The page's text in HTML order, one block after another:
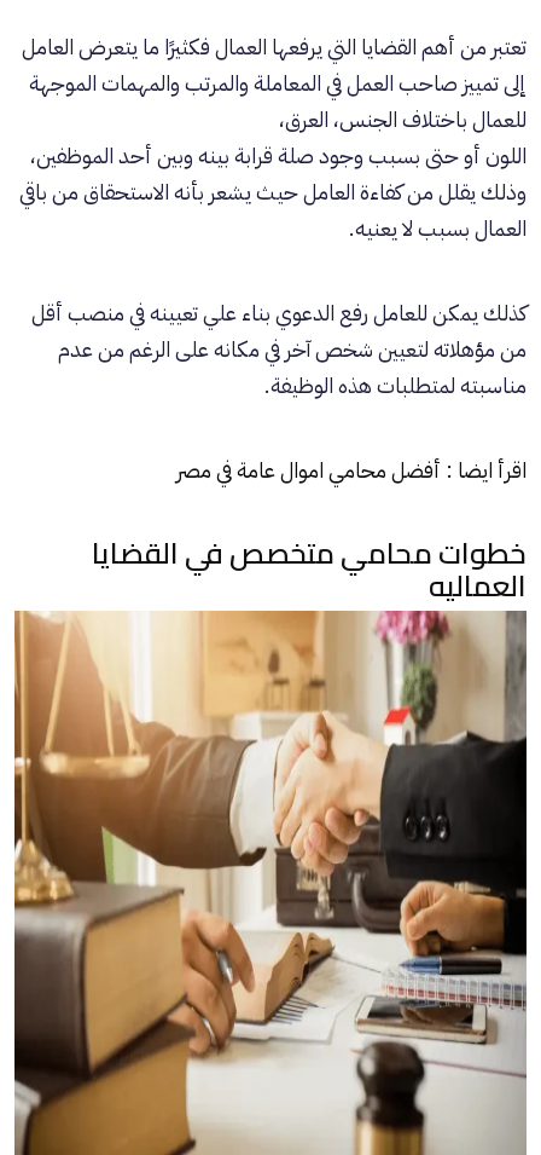
تعتبر من أهم القضايا التي يرفعها العمال فكثيرًا ما يتعرض العامل
إلى تمييز صاحب العمل في المعاملة والمرتب والمهمات الموجهة
للعمال باختلاف الجنس، العرق،
اللون أو حتى بسبب وجود صلة قرابة بينه وبين أحد الموظفين،
وذلك يقلل من كفاءة العامل حيث يشعر بأنه الاستحقاق من باقي
العمال بسبب لا يعنيه.
كذلك يمكن للعامل رفع الدعوي بناء علي تعيينه في منصب أقل
من مؤهلاته لتعيين شخص آخر في مكانه على الرغم من عدم
مناسبته لمتطلبات هذه الوظيفة.
اقرأ ايضا : أفضل محامي اموال عامة في مصر
خطوات محامي متخصص في القضايا
العماليه